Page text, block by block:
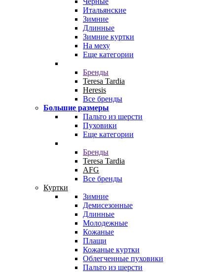
Итальянские
Зимние
Длинные
Зимние куртки
На меху
Еще категории
Бренды
Teresa Tardia
Heresis
Все бренды
Большие размеры
Пальто из шерсти
Пуховики
Еще категории
Бренды
Teresa Tardia
AFG
Все бренды
Куртки
Зимние
Демисезонные
Длинные
Молодежные
Кожаные
Плащи
Кожаные куртки
Облегченные пуховики
Пальто из шерсти